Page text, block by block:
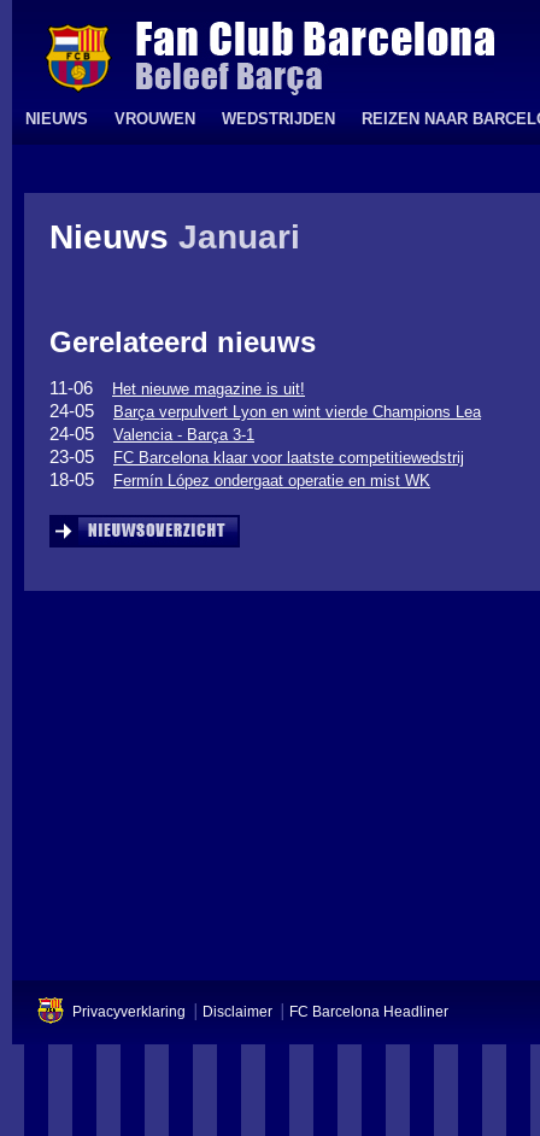
NIEUWS VROUWEN WEDSTRIJDEN REIZEN NAAR
Nieuws Januari
Gerelateerd nieuws
11-06 Het nieuwe magazine is uit!
24-05 Barça verpulvert Lyon en wint vierde Champions Lea
24-05 Valencia - Barça 3-1
23-05 FC Barcelona klaar voor laatste competitiewedstrij
18-05 Fermín López ondergaat operatie en mist WK
Privacyverklaring Disclaimer FC Barcelona Headliner